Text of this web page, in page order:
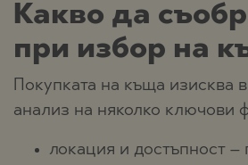
Какво да
при избор на
Покупката на къща изисква
анализ на няколко ключови
локация и достъпност –